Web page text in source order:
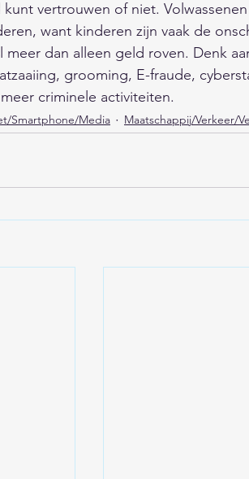
kunt vertrouwen of niet.
want kinderen zijn vaak de
meer dan alleen geld roven. Denk
grooming, E-fraude,
criminele activiteiten.
Smartphone/Media Maatschappij/Verkeer/